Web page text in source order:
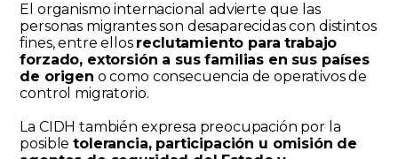
El organismo internacional advierte que las
personas migrantes son desaparecidas con distintos
fines, entre ellos reclutamiento para trabajo
forzado, extorsión a sus familias en sus países
de origen o como consecuencia de operativos de
control migratorio.
La CIDH también expresa preocupación por la
posibletolerancia, participación u omisión de